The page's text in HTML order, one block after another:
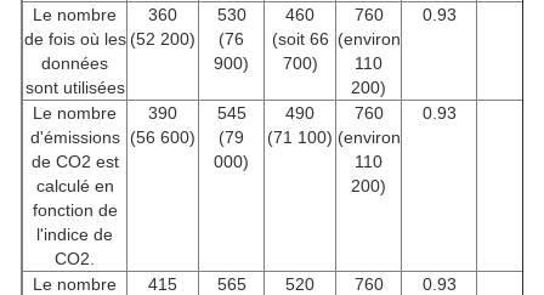
Le nombre
de fois où les
données
sont utilisées
360
(52 200)
530
(76
900)
460
(soit 66
700)
760
(environ
110
200)
0.93
Le nombre
d'émissions
de CO2 est
calculé en
fonction de
l'indice de
CO2.
390
(56 600)
545
(79
000)
490
(71 100)
760
(environ
110
200)
0.93
Le nombre
415
565
520
760
0.93